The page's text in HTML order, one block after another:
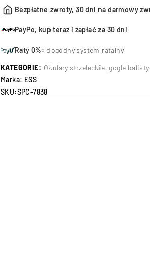
Bezpłatne zwroty, 30 dni na darmowy
PayPo, kup teraz i zapłać za 30 dni
Raty 0%: dogodny system ratalny
KATEGORIE: Okulary strzeleckie, gogle
Marka: ESS
SKU:SPC-7838